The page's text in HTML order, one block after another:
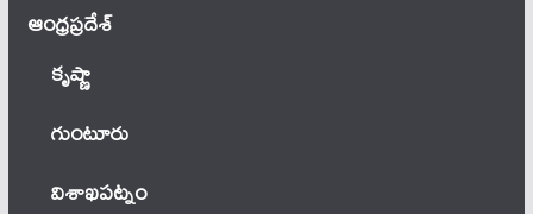
ఆంధ్ర‌ప్ర‌దేశ్
కృష్ణా
గుంటూరు
విశాఖపట్నం